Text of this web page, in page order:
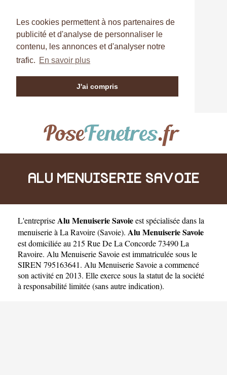
Les cookies permettent à nos partenaires de
publicité et d'analyse de personnaliser le
contenu, les annonces et d'analyser notre
trafic. En savoir plus
J'ai compris
ALU MENUISERIE SAVOIE
L'entrepriseAlu Menuiserie Savoieestspécialisée dans la
menuiserie à La Ravoire(Savoie). Alu Menuiserie Savoie
est domiciliée au 215 Rue De La Concorde 73490 La
Ravoire. Alu Menuiserie Savoie est immatriculée sous le
SIREN 795163641. Alu Menuiserie Savoie a commencé
son activité en 2013. Elle exerce sous la statut de la société
à responsabilité limitée (sans autre indication).